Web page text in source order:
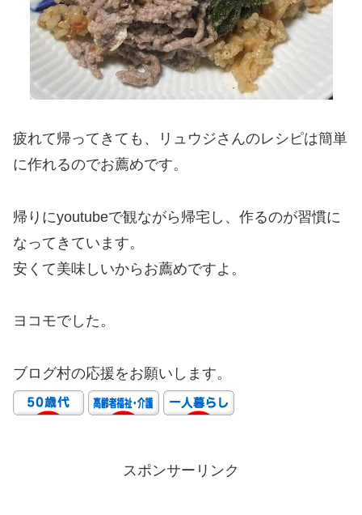
疲れて帰ってきても、リュウジさんのレシピは簡単
に作れるのでお薦めです。
帰りにyoutubeで観ながら帰宅し、作るのが習慣に
なってきています。
安くて美味しいからお薦めですよ。
ヨコモでした。
ブログ村の応援をお願いします。
スポンサーリンク